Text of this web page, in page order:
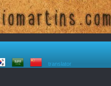
translator